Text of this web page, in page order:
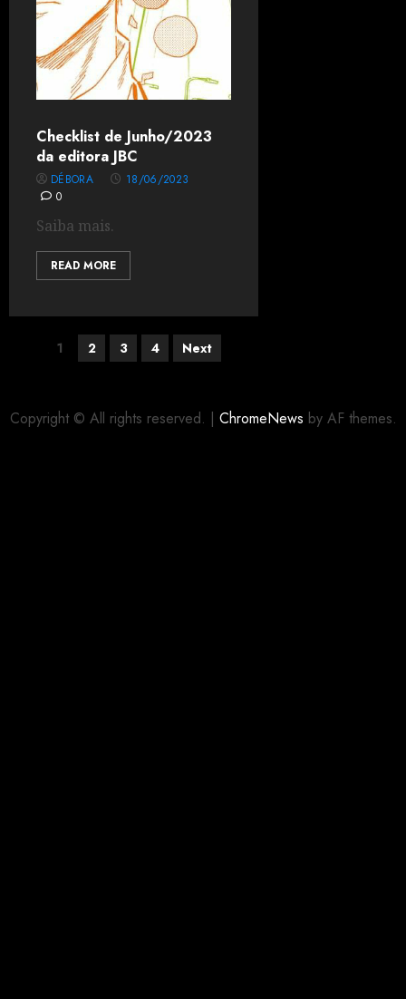
Checklist de Junho/2023
da editora JBC
DÉBORA
18/06/2023
0
Saiba mais.
READ MORE
1 2 3 4 Next
Copyright © All rights reserved. | ChromeNews by AF themes.